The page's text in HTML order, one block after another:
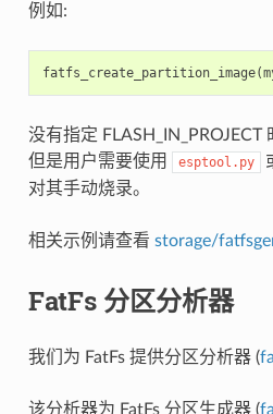
例如:
fatfs_create_partition_image(
没有指定 FLASH_IN_PROJECT
但是用户需要使用
esptool.py
对其手动烧录。
相关示例请查看 storage/
FatFs 分区分析器
我们为 FatFs 提供分区分析器 (
该分析器为 FatFs 分区生成器 (